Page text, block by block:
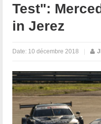
Test":
in Jerez
Date: 10 décembre 2018 |